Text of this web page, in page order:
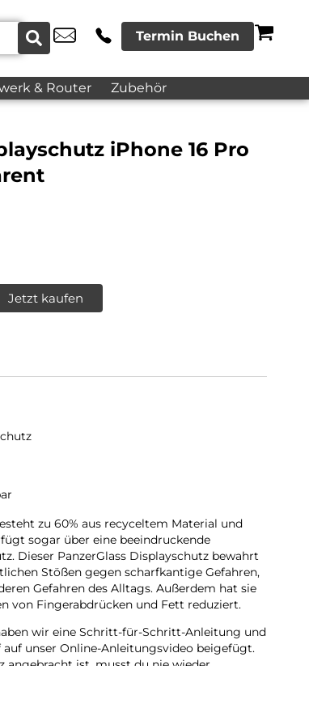
Termin Buchen
& Router Zubehör
iPhone 16 Pro
Jetzt kaufen
zu 60% aus recyceltem Material und
sogar über eine beeindruckende
Dieser PanzerGlass Displayschutz bewahrt
Stößen gegen scharfkantige Gefahren,
Gefahren des Alltags. Außerdem hat sie
von Fingerabdrücken und Fett reduziert.
wir eine Schritt-für-Schritt-Anleitung und
unser Online-Anleitungsvideo beigefügt.
angebracht ist, musst du nie wieder
fällt.